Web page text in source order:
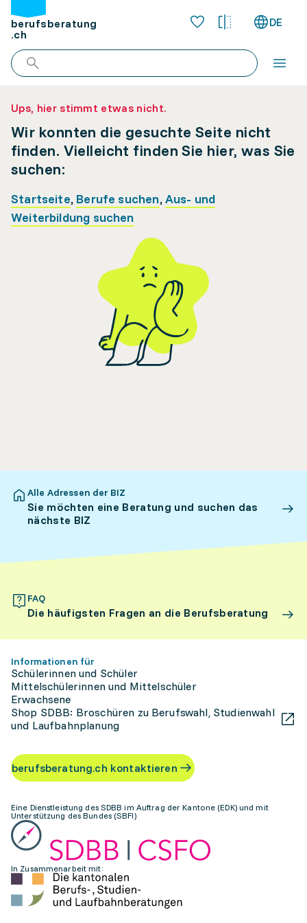
berufsberatung
.ch
DE
Ups, hier stimmt etwas nicht.
Wir konnten die gesuchte Seite nicht
finden. Vielleicht finden Sie hier, was Sie
suchen:
Startseite, Berufe suchen,Aus- und
Weiterbildung suchen
Alle Adressen der BIZ
Sie möchten eine Beratung und suchen das
nächste BIZ
FAQ
Die häufigsten Fragen an die Berufsberatung
Informationen für
Schülerinnen und Schüler
Mittelschülerinnen und Mittelschüler
Erwachsene
Shop SDBB: Broschüren zu Berufswahl, Studienwahl
und Laufbahnplanung
berufsberatung.ch kontaktieren
Eine Dienstleistung des SDBB im Auftrag der Kantone (EDK) und mit
Unterstützung des Bundes (SBFI)
In Zusammenarbeit mit: